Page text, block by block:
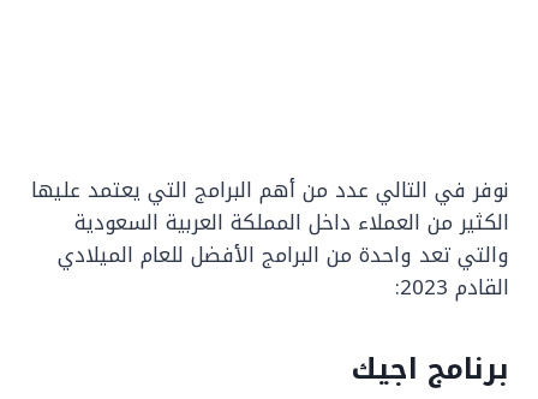
نوفر في التالي عدد من أهم البرامج التي يعتمد عليها
الكثير من العملاء داخل المملكة العربية السعودية
والتي تعد واحدة من البرامج الأفضل للعام الميلادي
القادم 2023:
برنامج اجيك